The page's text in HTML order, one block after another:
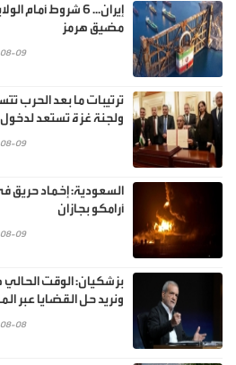
إيران... 6 شروط
مضيق هرمز
09
ترتيبات ما بعد الحرب
ولجنة غزة تستعد
09
السعودية: إخماد حريق
أرامكو بجازان
09
بزشكيان: الوقت
ونريد حل القضايا عبر
08